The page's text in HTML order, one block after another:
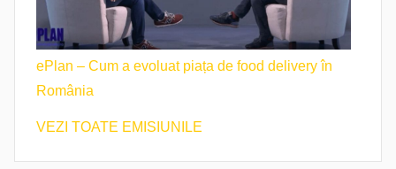
ePlan – Cum a evoluat piața de food delivery în
România
VEZI TOATE EMISIUNILE